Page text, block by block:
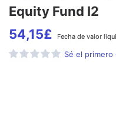
Equity Fund I2
54,15£ Fecha de valor
Sé el primero